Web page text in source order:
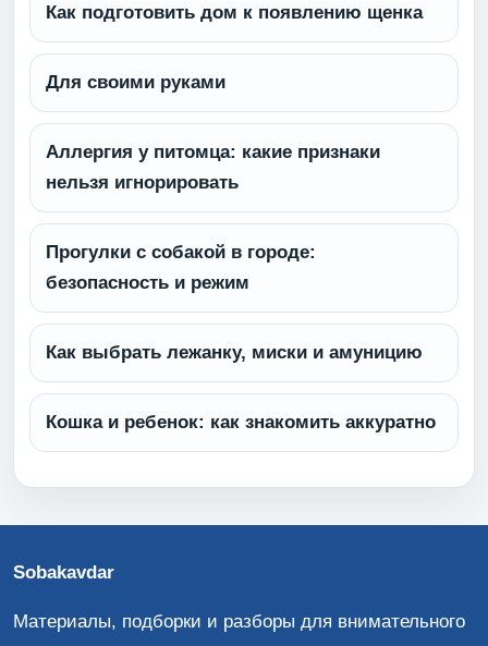
Как подготовить дом к появлению щенка
Для своими руками
Аллергия у питомца: какие признаки
нельзя игнорировать
Прогулки с собакой в городе:
безопасность и режим
Как выбрать лежанку, миски и амуницию
Кошка и ребенок: как знакомить аккуратно
Sobakavdar
Материалы, подборки и разборы для внимательного